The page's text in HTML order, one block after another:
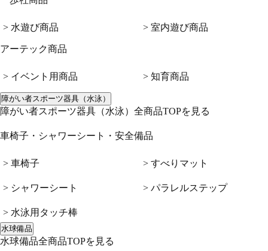
> 水遊び商品 > 室内遊び商品
アーテック商品
> イベント用商品 > 知育商品
障がい者スポーツ器具（水泳）
障がい者スポーツ器具（水泳）全商品TOPを見る
車椅子・シャワーシート・安全備品
> 車椅子
> シャワーシート
> 水泳用タッチ棒
> すべりマット
> パラレルステップ
水球備品
水球備品全商品TOPを見る